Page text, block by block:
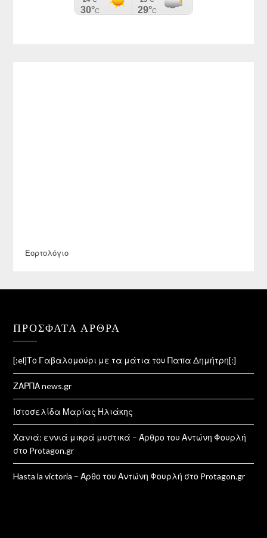
Εορτολόγιο
ΠΡΌΣΦΑΤΑ ΆΡΘΡΑ
[:el]Το Γαβαλομούρι με τα μάτια του Παπα Δημήτρη[:]
ΖΑΡΠΑ news.gr
Ιστοσελίδα Μαρίας Ηλιάκης
Χανιά: εννιά μικρά μυστικά – Άρθρο του Αντώνη Φουρλή
στο Protagon.gr
Hasta la victoria – Άρθο του Αντώνη Φουρλή στο Protagon.gr